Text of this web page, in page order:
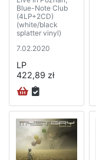
Blue-Note Club
(4LP+2CD)
(white/black
splatter vinyl)
7.02.2020
LP
422,89 zł